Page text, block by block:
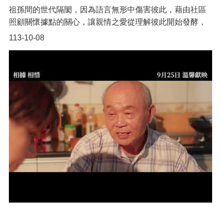
113-10-08
祖孫間的世代隔閡，因為語言無形中傷害彼此，藉由社區
照顧關懷據點的關心，讓親情之愛從理解彼此開始發酵，
讓我們一起「相據 相惜」吧！ 透過這部影片，讓您更能夠